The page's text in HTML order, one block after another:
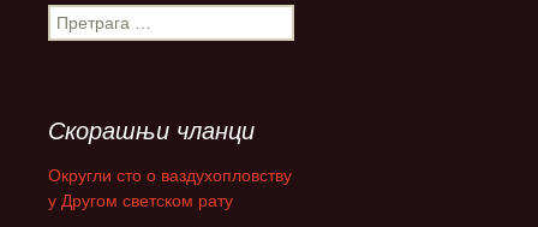
П
р
а
г
Скорашњи чланци
Округли сто о ваздухопловству
у Другом светском рату